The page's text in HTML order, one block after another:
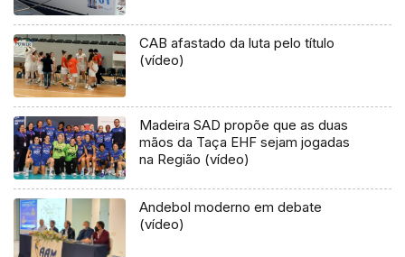
CAB afastado da luta pelo título
(vídeo)
Madeira SAD propõe que as duas
mãos da Taça EHF sejam jogadas
na Região (vídeo)
Andebol moderno em debate
(vídeo)